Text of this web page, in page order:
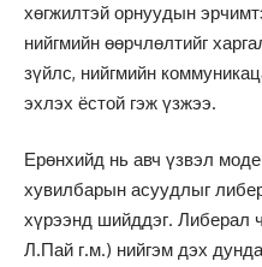
хөгжилтэй орнуудын
нийгмийн өөрчлөлтийг
зүйлс, нийгмийн
эхлэх ёстой гэж үзжээ.
Ерөнхийд нь авч үзвэл
хувилбарын асуудлыг
хүрээнд шийддэг. Либерал
Л.Пай г.м.) нийгэм дэх